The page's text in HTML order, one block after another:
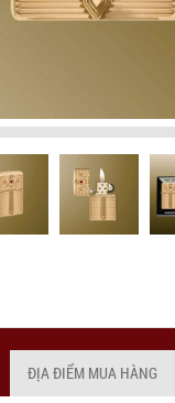
ĐỊA ĐIỂM MUA HÀNG